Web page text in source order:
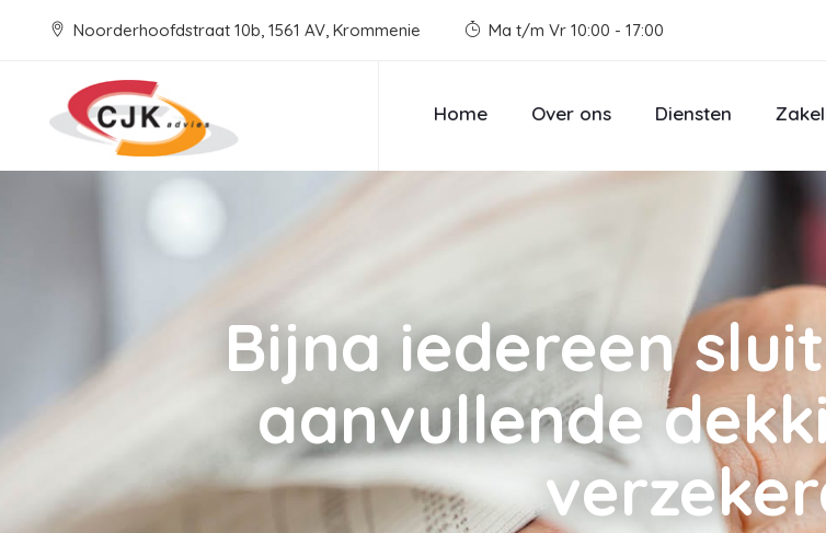
Noorderhoofdstraat 10b, 1561 AV, Krommenie Ma t/m Vr 10:00 - 17:00
Home Over ons Diensten
Bijna iedereen
aanvullende